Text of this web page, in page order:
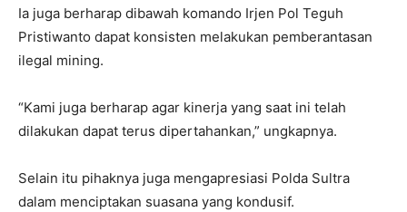
Ia juga berharap dibawah komando Irjen Pol Teguh
Pristiwanto dapat konsisten melakukan pemberantasan
ilegal mining.
“Kami juga berharap agar kinerja yang saat ini telah
dilakukan dapat terus dipertahankan,” ungkapnya.
Selain itu pihaknya juga mengapresiasi Polda Sultra
dalam menciptakan suasana yang kondusif.